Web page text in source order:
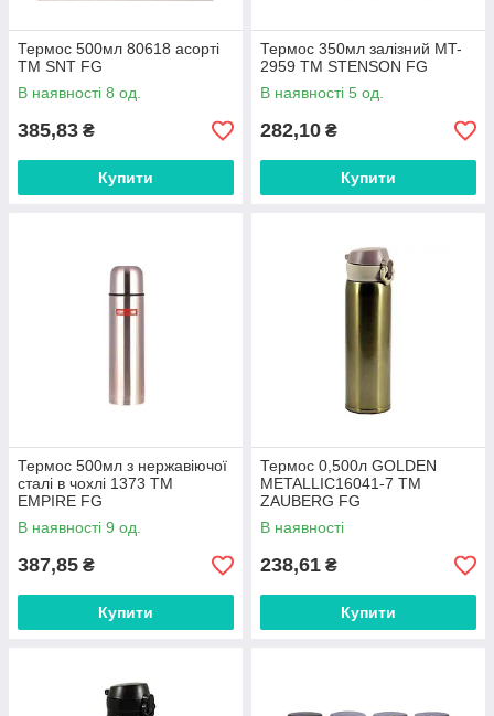
Термос 500мл 80618 асорті
ТМ SNT FG
В наявності 8 од.
385,83 ₴
Купити
Термос 350мл залізний MT-
2959 ТМ STENSON FG
В наявності 5 од.
282,10 ₴
Купити
Термос 500мл з нержавіючої
сталі в чохлі 1373 ТМ
EMPIRE FG
В наявності 9 од.
387,85 ₴
Купити
Термос 0,500л GOLDEN
METALLIC16041-7 ТМ
ZAUBERG FG
В наявності
238,61 ₴
Купити